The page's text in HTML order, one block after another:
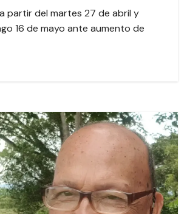
partir del martes 27 de abril y
16 de mayo ante aumento de